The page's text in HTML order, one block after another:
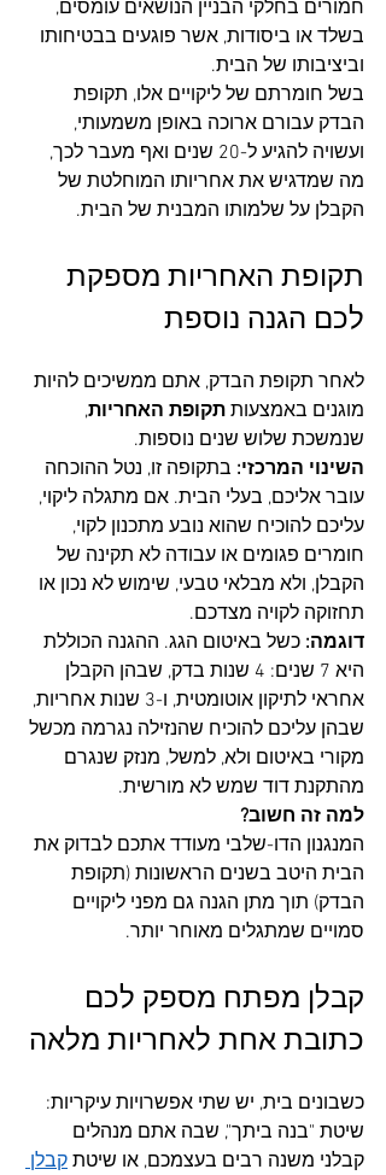
חמורים בחלקי הבניין הנושאים עומסים,
בשלד או ביסודות, אשר פוגעים בבטיחותו
וביציבותו של הבית.
בשל חומרתם של ליקויים אלו, תקופת
הבדק עבורם ארוכה באופן משמעותי,
ועשויה להגיע ל-20 שנים ואף מעבר לכך,
מה שמדגיש את אחריותו המוחלטת של
הקבלן על שלמותו המבנית של הבית.
תקופת האחריות מספקת
לכם הגנה נוספת
לאחר תקופת הבדק, אתם ממשיכים להיות
מוגנים באמצעות תקופת האחריות,
שנמשכת שלוש שנים נוספות.
השינוי המרכזי: בתקופה זו, נטל ההוכחה
עובר אליכם, בעלי הבית. אם מתגלה ליקוי,
עליכם להוכיח שהוא נובע מתכנון לקוי,
חומרים פגומים או עבודה לא תקינה של
הקבלן, ולא מבלאי טבעי, שימוש לא נכון או
תחזוקה לקויה מצדכם.
דוגמה: כשל באיטום הגג. ההגנה הכוללת
היא 7 שנים: 4 שנות בדק, שבהן הקבלן
אחראי לתיקון אוטומטית, ו-3 שנות אחריות,
שבהן עליכם להוכיח שהנזילה נגרמה מכשל
מקורי באיטום ולא, למשל, מנזק שנגרם
מהתקנת דוד שמש לא מורשית.
למה זה חשוב?
המנגנון הדו-שלבי מעודד אתכם לבדוק את
הבית היטב בשנים הראשונות (תקופת
הבדק) תוך מתן הגנה גם מפני ליקויים
סמויים שמתגלים מאוחר יותר.
קבלן מפתח מספק לכם
כתובת אחת לאחריות מלאה
כשבונים בית, יש שתי אפשרויות עיקריות:
שיטת "בנה ביתך", שבה אתם מנהלים
קבלני משנה רבים בעצמכם, או שיטת קבלן